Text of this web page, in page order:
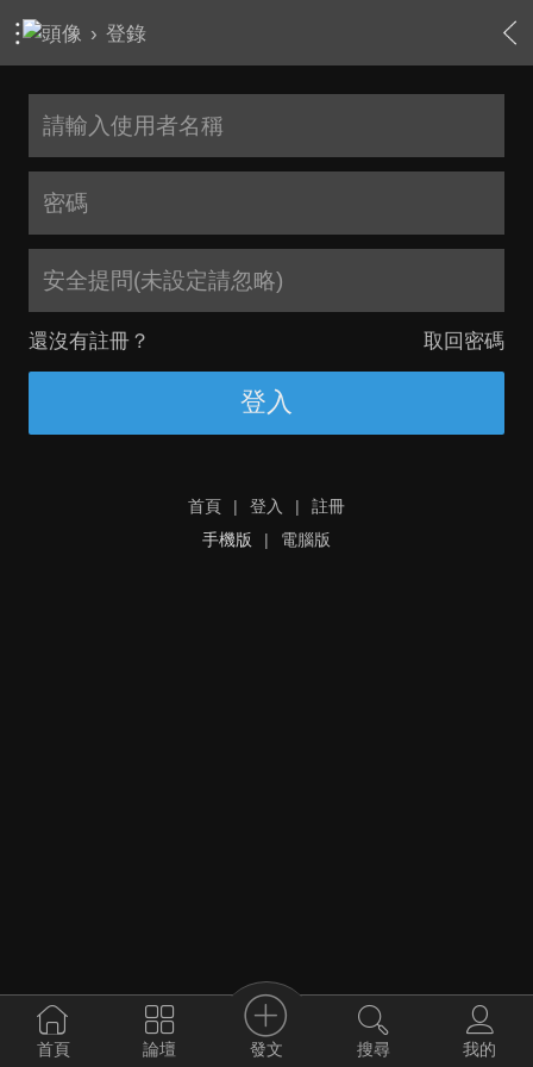
› 登錄
安全提問(未設定請忽略)
還沒有註冊？ 取回密碼
登入
首頁 | 登入 |
註冊
手機版
| 電腦版
首頁 論壇 發文 搜尋 我的